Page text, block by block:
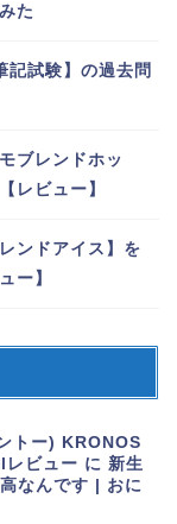
た
記試験】の過去問
ブレンドホッ
レビュー】
ンドアイス】を
ー】
トー) KRONOS
レビュー に 新生
なんです | おに
ラクタ
ー